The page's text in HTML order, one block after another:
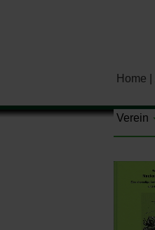
Home
Verein